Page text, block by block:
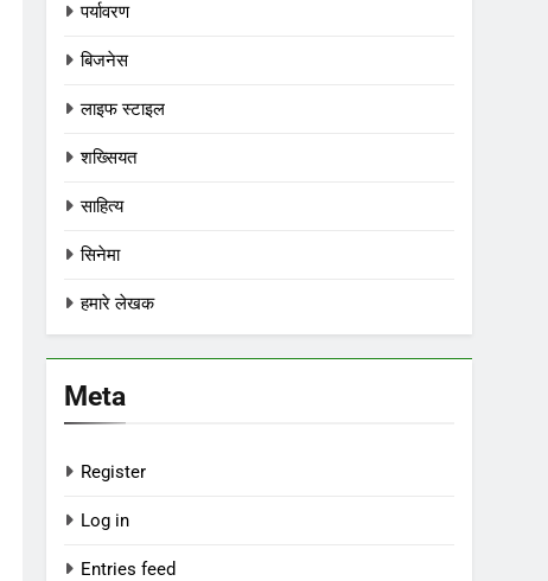
पर्यावरण
बिजनेस
लाइफ स्टाइल
शख्सियत
साहित्य
सिनेमा
हमारे लेखक
Meta
Register
Log in
Entries feed